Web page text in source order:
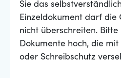
Sie das
Einzeldokument darf die
nicht überschreiten. Bitte
Dokumente hoch, die
oder Schreibschutz